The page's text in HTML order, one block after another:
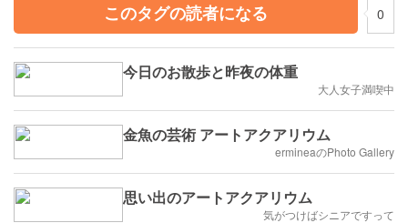
このタグの読者になる
0
今日のお散歩と昨夜の体重
大人女子満喫中
金魚の芸術 アートアクアリウム
ermineaのPhoto Gallery
思い出のアートアクアリウム
気がつけばシニアですって